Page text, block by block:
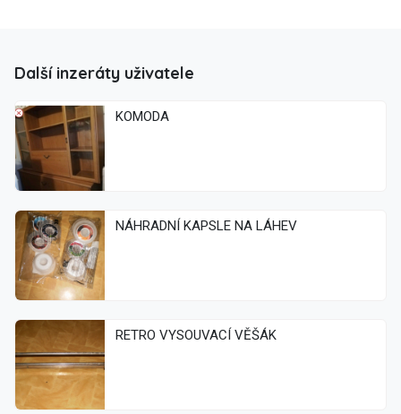
Další inzeráty uživatele
KOMODA
NÁHRADNÍ KAPSLE NA LÁHEV
RETRO VYSOUVACÍ VĚŠÁK